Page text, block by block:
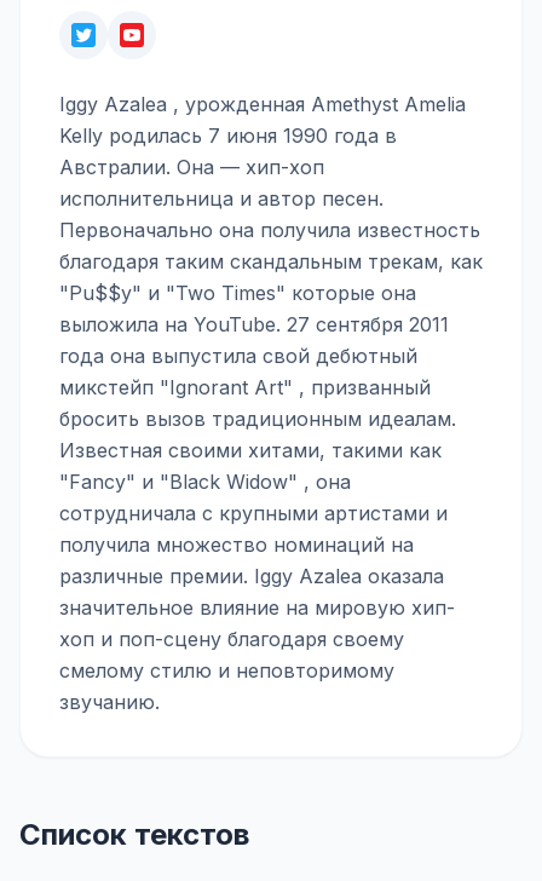
Iggy Azalea , урожденная Amethyst Amelia
Kelly родилась 7 июня 1990 года в
Австралии. Она — хип-хоп
исполнительница и автор песен.
Первоначально она получила известность
благодаря таким скандальным трекам, как
"Pu$$y" и "Two Times" которые она
выложила на YouTube. 27 сентября 2011
года она выпустила свой дебютный
микстейп "Ignorant Art" , призванный
бросить вызов традиционным идеалам.
Известная своими хитами, такими как
"Fancy" и "Black Widow" , она
сотрудничала с крупными артистами и
получила множество номинаций на
различные премии. Iggy Azalea оказала
значительное влияние на мировую хип-
хоп и поп-сцену благодаря своему
смелому стилю и неповторимому
звучанию.
Список текстов